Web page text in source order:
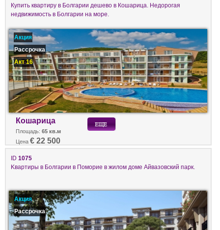
Купить квартиру в Болгарии дешево в Кошарица. Недорогая
недвижимость в Болгарии на море.
Акция
Рассрочка
Акт 16
Кошарица
Площадь: 65 кв.м
Цена € 22 500
ID 1075
Kвартиры в Болгарии в Поморие в жилом доме Айвазовский парк.
Акция
Рассрочка